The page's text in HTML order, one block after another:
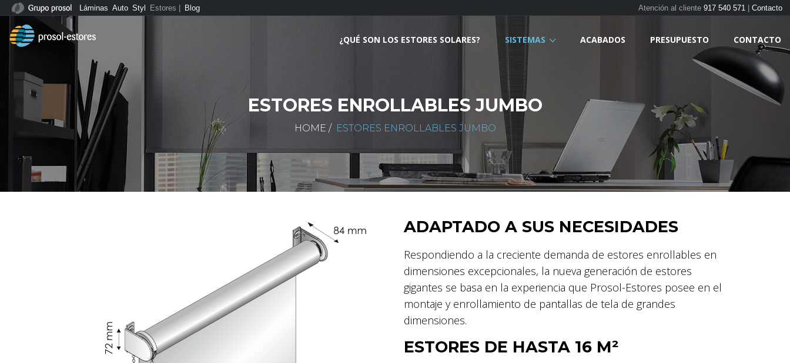
Láminas Auto Styl Estores | Blog Atención al cliente 917 540 571| Contacto
¿QUÉ SON LOS ESTORES SOLARES? SISTEMAS ACABADOS PRESUPUESTO CONTACTO
ESTORES ENROLLABLES JUMBO
HOME / ESTORES ENROLLABLES JUMBO
ADAPTADO A SUS NECESIDADES
Respondiendo a la creciente demanda de estores enrollables en
dimensiones excepcionales, la nueva generación de estores
gigantes se basa en la experiencia que Prosol-Estores posee en el
montaje y enrollamiento de pantallas de tela de grandes
dimensiones.
ESTORES DE HASTA 16 M²